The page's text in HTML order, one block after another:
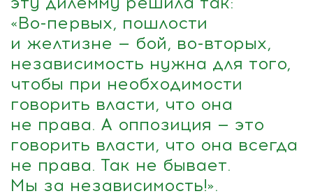
«Во-первых, пошлости
и желтизне — бой, во-вторых,
независимость нужна для того,
чтобы при необходимости
говорить власти, что она
не права. А оппозиция — это
говорить власти, что она всегда
не права. Так не бывает.
Мы за независимость!».